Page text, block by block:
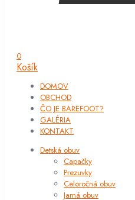
0
Košík
DOMOV
OBCHOD
ČO JE BAREFOOT?
GALÉRIA
KONTAKT
Detská obuv
Capačky
Prezuvky
Celoročná obuv
Jarná obuv